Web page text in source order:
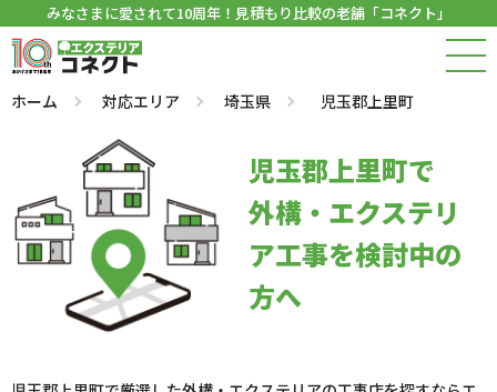
みなさまに愛されて10周年！見積もり比較の老舗「コネクト」
ホーム 対応エリア 埼玉県 児玉郡上里町
児玉郡上里町で
外構・エクステリ
ア工事を検討中の
方へ